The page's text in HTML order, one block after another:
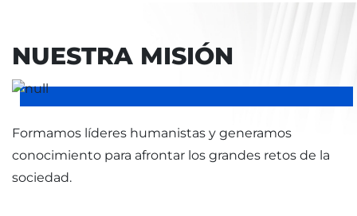
NUESTRA MISIÓN
Formamos líderes humanistas y generamos
conocimiento para afrontar los grandes retos de la
sociedad.